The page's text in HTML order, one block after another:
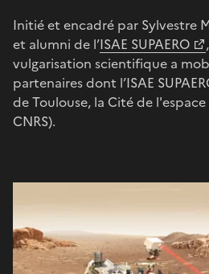
Initié et encadré par Sylvestre
et alumni de l’ISAE SUPAERO
vulgarisation scientifique a
partenaires dont l’ISAE
de Toulouse, la Cité de l'espace
CNRS).